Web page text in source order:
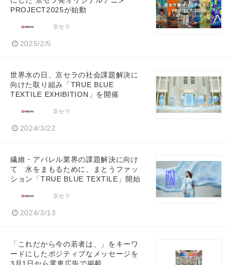
PROJECT2025が始動
京セラ
2025/2/5
世界水の日、京セラの社会課題解決に
向けた取り組み「TRUE BLUE
TEXTILE EXHIBITION」を開催
京セラ
2024/3/22
繊維・アパレル業界の課題解決に向け
て 水をまもるために、まとうファッ
ション「TRUE BLUE TEXTILE」開始
京セラ
2024/3/13
「これだから今の若者は、」をキーワ
ードにしたポジティブなメッセージを